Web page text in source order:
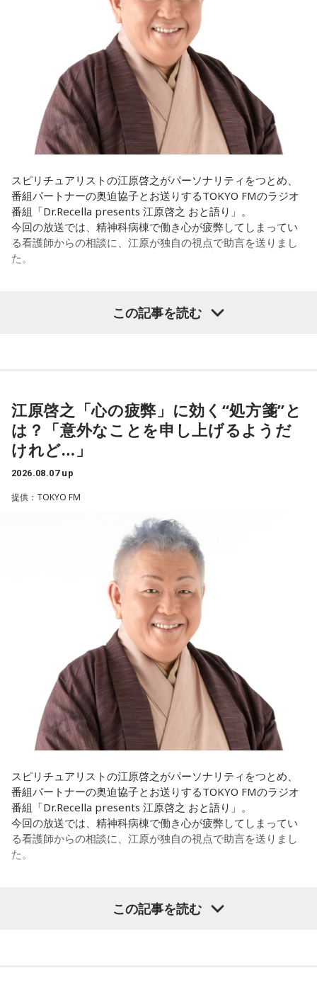
ほのか：はい。私は「自分自身を分かってみたい」という気
持ちで作品を作っていて、もしかしたら皆さんも何かを作る
ときって、自分自身を分かってみたいから作るんじゃないか
なと思って、そういう曲を作りました。
遠山：海ちゃんはどうですか？
海：アニメでは、マンガ大好きな女の子が、同人誌とかを売
るようなイベントに行って「自分でも描けるんだ！」と思っ
て、そこから自分で描き始めるんですけど、それが私自身の
「あ、自分もバンドできるんだ」みたいな、そういうときの
ワクワク感のようなものが、いろんな不安や葛藤を飛び越え
ちゃうみたいな、そういうバイタリティのある曲だなと思い
ます。歌詞は自分と向き合っている部分も結構あるんですけ
ど、音像がかなり爽やかなので、そういうものを飛び越えて
次回8月8日（土）の放送は、シンガーソングライター・バー
※放送エリア外の方は、プレミアム会員の登録でご利用いた
だけます。
----------------------------------------------------
＜番組概要＞
番組名：JA全農 COUNTDOWN JAPAN
放送エリア：TOKYO FMをはじめとする、JFN全国38局ネッ
放送日時：毎週土曜 13:00～13:53
パーソナリティ：遠山大輔（グランジ）、潮紗理菜
https://www.tfm.co.jp/countdownjapan/
遠山：僕は「惡の華」が好きで、（テレビドラマ版ではW主
演の）あのちゃんと鈴木福くんがめちゃくちゃ素晴らしかっ
たですけど、そういうドラマの音楽って、どう作っていく
ほのか：私も今回初めて関わらせてもらったんですけど、今
まで作ってきたライブでやる曲やバンドでやる曲の作り方と
は全然違って……ドラマの映像にいかに没頭させるかが重要と
いうか。リーガルリリーでは、音楽を聴いてほしくて作って
いるんですけれど、ドラマの音楽は、映像を観てもらわない
といけないので、逆に聴いてもらったらダメなんですよ。だ
から、音楽を通して真逆な作り方を体験できて、めちゃめち
ゃ面白かったです。
ほのか・海：ありがとうございます。
潮：「コニファー」はテレビアニメ「これ描いて死ね」のエ
ンディングテーマとなっています。
ね？
遠山：この楽曲はどこから作り始めました？
ほのか：「これ描いて死ね」は、マンガを描くことを題材に
した作品なんですけど、まずは原作を読みました。それで、0
から1にするときに、心のなかで薪をくべて火種を燃やしてい
く。そして、風が吹いてめちゃめちゃ燃えていくみたいな。
そういったものを絶やさずに「自分だけでやっていくぞ！」
みたいな気持ちと、私がお家で音楽を作っているとき
の……“色”かな？ その色がすごく一致している部分があったの
で、今回はアニメのエンディングテーマとして曲を書かせて
もらったんですけど、結構パーソナルな部分が出た作品にな
りました。
遠山：自分自身の内面をすごく辿って探っている曲ですよ
ね？
ほのか：はい。私は「自分自身を分かってみたい」という気
持ちで作品を作っていて、もしかしたら皆さんも何かを作る
ときって、自分自身を分かってみたいから作るんじゃないか
なと思って、そういう曲を作りました。
スピリチュアリストの江原啓之がパーソナリティをつとめ、
番組パートナーの奥迫協子とお送りするTOKYO FMのラジオ
番組「Dr.Recella presents 江原啓之 おと語り」。
今回の放送では、精神科病棟で働き心が疲弊してしまってい
る看護師からの相談に、江原が独自の視点で助言を送りまし
た。
れることがあります。病気だからと割り切って仕事に就いて
いるのですが、心が疲れてきています。私生活は充実してお
り、夫と新しく家を建てるためにも仕事は辞められません。
仕事がつらいからこそ私生活が充実する、幸せになるぞとい
の心持ちについてアドバイスをいただけないでしょうか？
――患者からの暴言や暴力に心が折れそうになりながらも、
過酷な現場で奮闘する看護師の相談に対し、江原は「意外な
ことを申し上げるようだけれど……」と前置きした上で、具体
的なアドバイスを提示しました。
江原：私はね、ちょっと意外なことを申し上げるようだけれ
ど、「体力」だと思います。やっぱり、ちゃんと食べて、よ
く寝る。で、やっぱり看護師さんって不規則でしょう？ 夜勤
とかね。いろいろとシフトがあるから、身体のコンディショ
ンを持っていくのがとっても大変だと思うの。
これ、ばかにならなくて、私、いつもフィジカルとスピリチ
ュアルというものは、いつも同じく同等に思わなきゃダメだ
と言っているんです。昔から「健全な身体に健全な精神宿
それは、例えばご病気の方とかはダメだとか、そういう風に
差別しているわけではなくてね。私達、コンディションが良
いと心のコンディションも良くなりません？ やっぱり、寝不
足のときってちょっとネガティブになっちゃったり、笑顔が
ちょっと欠けちゃったりね。
てすごく大事なんですよね。だから、よりスピリチュアルを
発揮したいと思う場合には、フィジカルをとても大切にする
この記事を読む
江原啓之「心の疲弊」に効く“処方箋”と
は？「意外なことを申し上げるようだ
けれど…」
2026.08.07 up
提供：TOKYO FM
スピリチュアリストの江原啓之がパーソナリティをつとめ、
番組パートナーの奥迫協子とお送りするTOKYO FMのラジオ
番組「Dr.Recella presents 江原啓之 おと語り」。
今回の放送では、精神科病棟で働き心が疲弊してしまってい
る看護師からの相談に、江原が独自の視点で助言を送りまし
た。
この記事を読む